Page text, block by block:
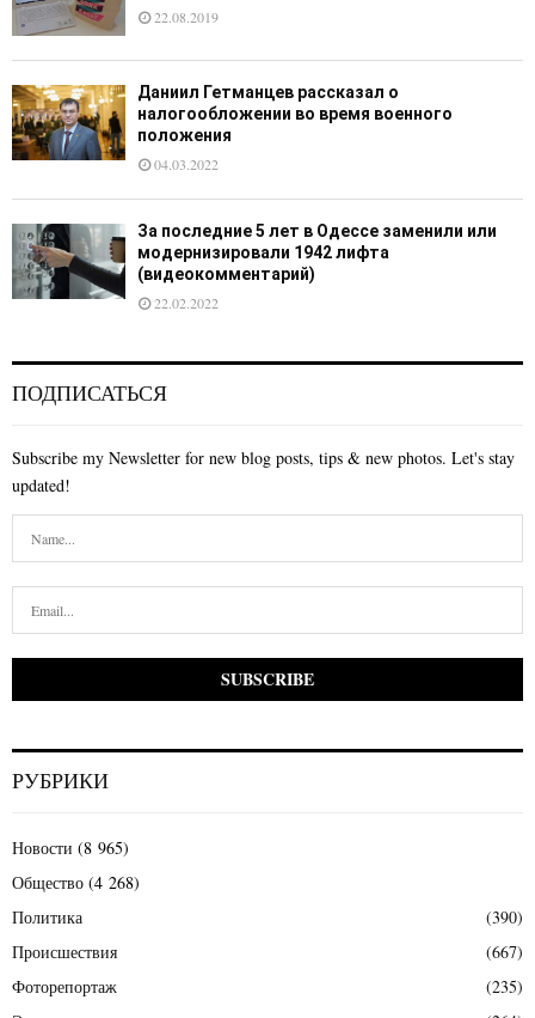
22.08.2019
Даниил Гетманцев рассказал о
налогообложении во время военного
положения
04.03.2022
За последние 5 лет в Одессе заменили или
модернизировали 1942 лифта
(видеокомментарий)
22.02.2022
ПОДПИСАТЬСЯ
Subscribe my Newsletter for new blog posts, tips & new photos. Let's stay
updated!
РУБРИКИ
Новости (8 965)
Общество (4 268)
Политика
(390)
Происшествия
(667)
Фоторепортаж
(235)